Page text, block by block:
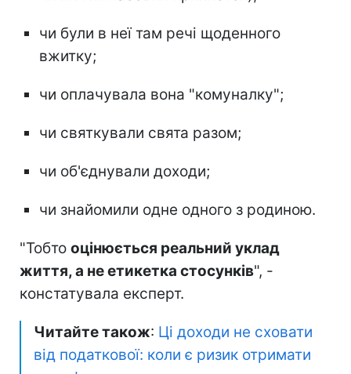
чи були в неї там речі щоденного
вжитку;
чи оплачувала вона "комуналку";
чи святкували свята разом;
чи об'єднували доходи;
чи знайомили одне одного з родиною.
"Тобто оцінюється реальний уклад
життя, а не етикетка стосунків", -
констатувала експерт.
Читайте також: Ці доходи не сховати
від податкової: коли є ризик отримати